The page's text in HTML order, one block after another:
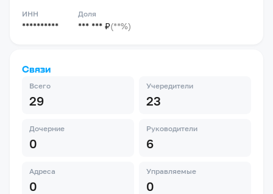
ИНН
**********
Доля
*** *** ₽(**%)
Связи
Всего
29
Учередители
23
Дочерние
0
Руководители
6
Адреса
0
Управляемые
0